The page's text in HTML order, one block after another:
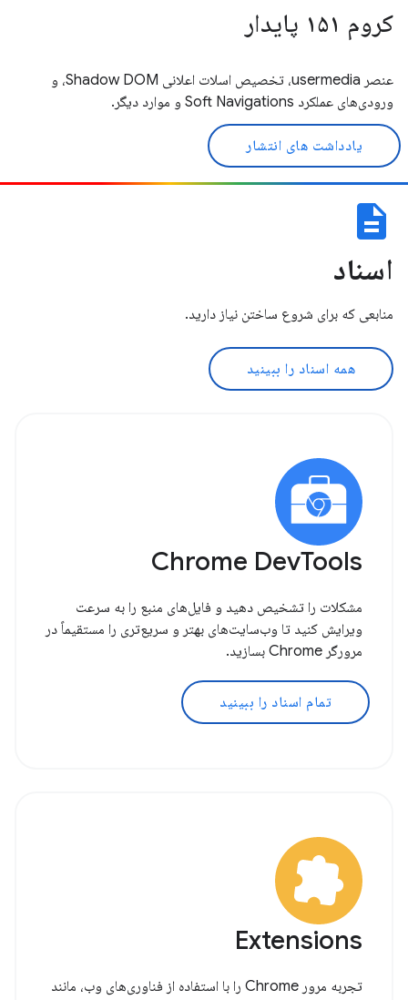
کروم ۱۵۱ پایدار
عنصر usermedia، تخصیص اسلات اعلانی Shadow DOM، و
ورودی‌های عملکرد Soft Navigations و موارد دیگر.
یادداشت های انتشار
description
اسناد
منابعی که برای شروع ساختن نیاز دارید.
همه اسناد را ببینید
Chrome DevTools
مشکلات را تشخیص دهید و فایل‌های منبع را به سرعت
ویرایش کنید تا وب‌سایت‌های بهتر و سریع‌تری را مستقیماً در
مرورگر Chrome بسازید.
تمام اسناد را ببینید
Extensions
تجربه مرور Chrome را با استفاده از فناوری‌های وب، مانند